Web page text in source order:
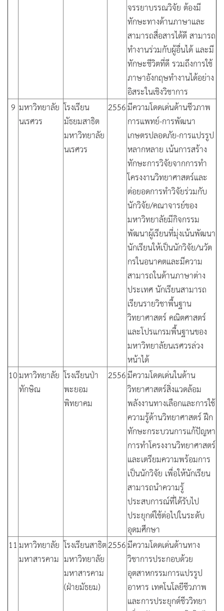
จรรยาบรรณวิจัย ต้องมี
ทักษะทางด้านภาษาและ
สามารถสื่อสารได้ดี สามารถ
ทำงานร่วมกับผู้อื่นได้ และมี
ทักษะชีวิตที่ดี รวมถึงการใช้
ภาษาอังกฤษทำงานได้อย่าง
อิสระในเชิงวิชาการ
9 มหาวิทยาลัย
นเรศวร
โรงเรียน
มัธยมสาธิต
มหาวิทยาลัย
นเรศวร
2556มีความโดดเด่นด้านชีวภาพ
การแพทย์-การพัฒนา
เกษตรปลอดภัย-การแปรรูป
หลากหลาย เน้นการสร้าง
ทักษะการวิจัยจากการทำ
โครงงานวิทยาศาสตร์และ
ต่อยอดการทำวิจัยร่วมกับ
นักวิจัย/คณาจารย์ของ
มหาวิทยาลัยมีกิจกรรม
พัฒนาผู้เรียนที่มุ่งเน้นพัฒนา
นักเรียนให้เป็นนักวิจัย/นวัต
กรในอนาคตและมีความ
สามารถในด้านภาษาต่าง
ประเทศ นักเรียนสามารถ
เรียนรายวิชาพื้นฐาน
วิทยาศาสตร์ คณิตศาสตร์
และโปรแกรมพื้นฐานของ
มหาวิทยาลัยนเรศวรล่วง
หน้าได้
10มหาวิทยาลัย
ทักษิณ
โรงเรียนป่า
พะยอม
พิทยาคม
2556มีความโดดเด่นในด้าน
วิทยาศาสตร์สิ่งแวดล้อม
พลังงานทางเลือกและการใช้
ความรู้ด้านวิทยาศาสตร์ ฝึก
ทักษะกระบวนการแก้ปัญหา
การทำโครงงานวิทยาศาสตร์
และเตรียมความพร้อมการ
เป็นนักวิจัย เพื่อให้นักเรียน
สามารถนำความรู้
ประสบการณ์ที่ได้รับไป
ประยุกต์ใช้ต่อไปในระดับ
อุดมศึกษา
11มหาวิทยาลัย
มหาสารคาม
โรงเรียนสาธิต
มหาวิทยาลัย
มหาสารคาม
(ฝ่ายมัธยม)
2556มีความโดดเด่นด้านทาง
วิชาการประกอบด้วย
อุตสาหกรรมการแปรรูป
อาหาร เทคโนโลยีชีวภาพ
และการประยุกต์ชีววิทยา